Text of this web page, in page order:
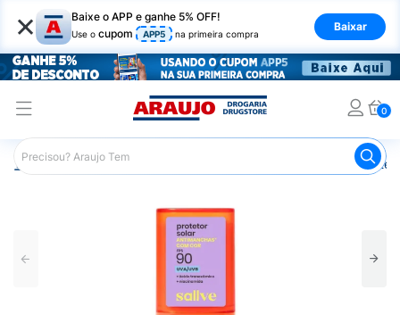
× Baixe o APP e ganhe 5% OFF!
Use o cupom APP5 na primeira compra
Baixar
0
Araujo Dermocosméticos